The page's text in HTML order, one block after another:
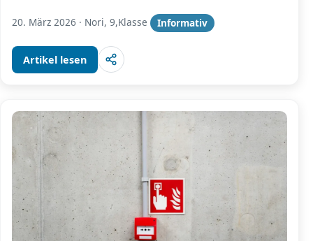
20. März 2026 · Nori, 9,Klasse Informativ
Artikel lesen